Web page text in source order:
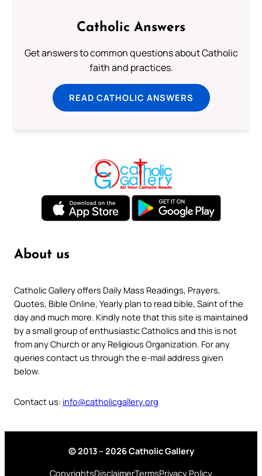
Catholic Answers
Get answers to common questions about Catholic
faith and practices.
READ CATHOLIC ANSWERS
About us
Catholic Gallery offers Daily Mass Readings, Prayers,
Quotes, Bible Online, Yearly plan to read bible, Saint of the
day and much more. Kindly note that this site is maintained
by a small group of enthusiastic Catholics and this is not
from any Church or any Religious Organization. For any
queries contact us through the e-mail address given
below.
Contact us: info@catholicgallery.org
© 2013 – 2026 Catholic Gallery
CopyrightsDisclaimerTermsPrivacy Policy